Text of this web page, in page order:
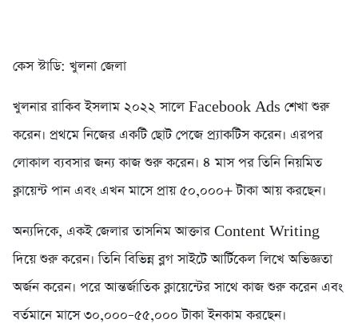
কেস স্টাডি: খুলনা জেলা
খুলনার রাকিব ইসলাম ২০২২ সালে Facebook Ads শেখা শুরু
করেন। প্রথমে নিজের একটি ছোট পেজে প্র্যাকটিস করেন। এরপর
লোকাল ব্যবসার জন্য কাজ শুরু করেন। ৪ মাস পর তিনি নিয়মিত
ক্লায়েন্ট পান এবং এখন মাসে প্রায় ৫০,০০০+ টাকা আয় করছেন।
অন্যদিকে, একই জেলার তাসনিম আক্তার Content Writing
দিয়ে শুরু করেন। তিনি বিভিন্ন ব্লগ সাইটে আর্টিকেল লিখে অভিজ্ঞতা
অর্জন করেন। পরে আন্তর্জাতিক ক্লায়েন্টের সাথে কাজ শুরু করেন এবং
বর্তমানে মাসে ৩০,০০০–৫৫,০০০ টাকা ইনকাম করছেন।